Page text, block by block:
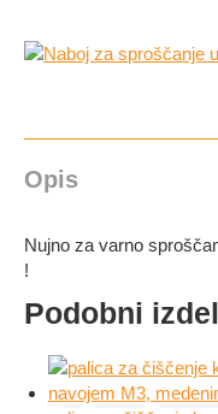
270
Opis
Nujno za varno
!
Podobni